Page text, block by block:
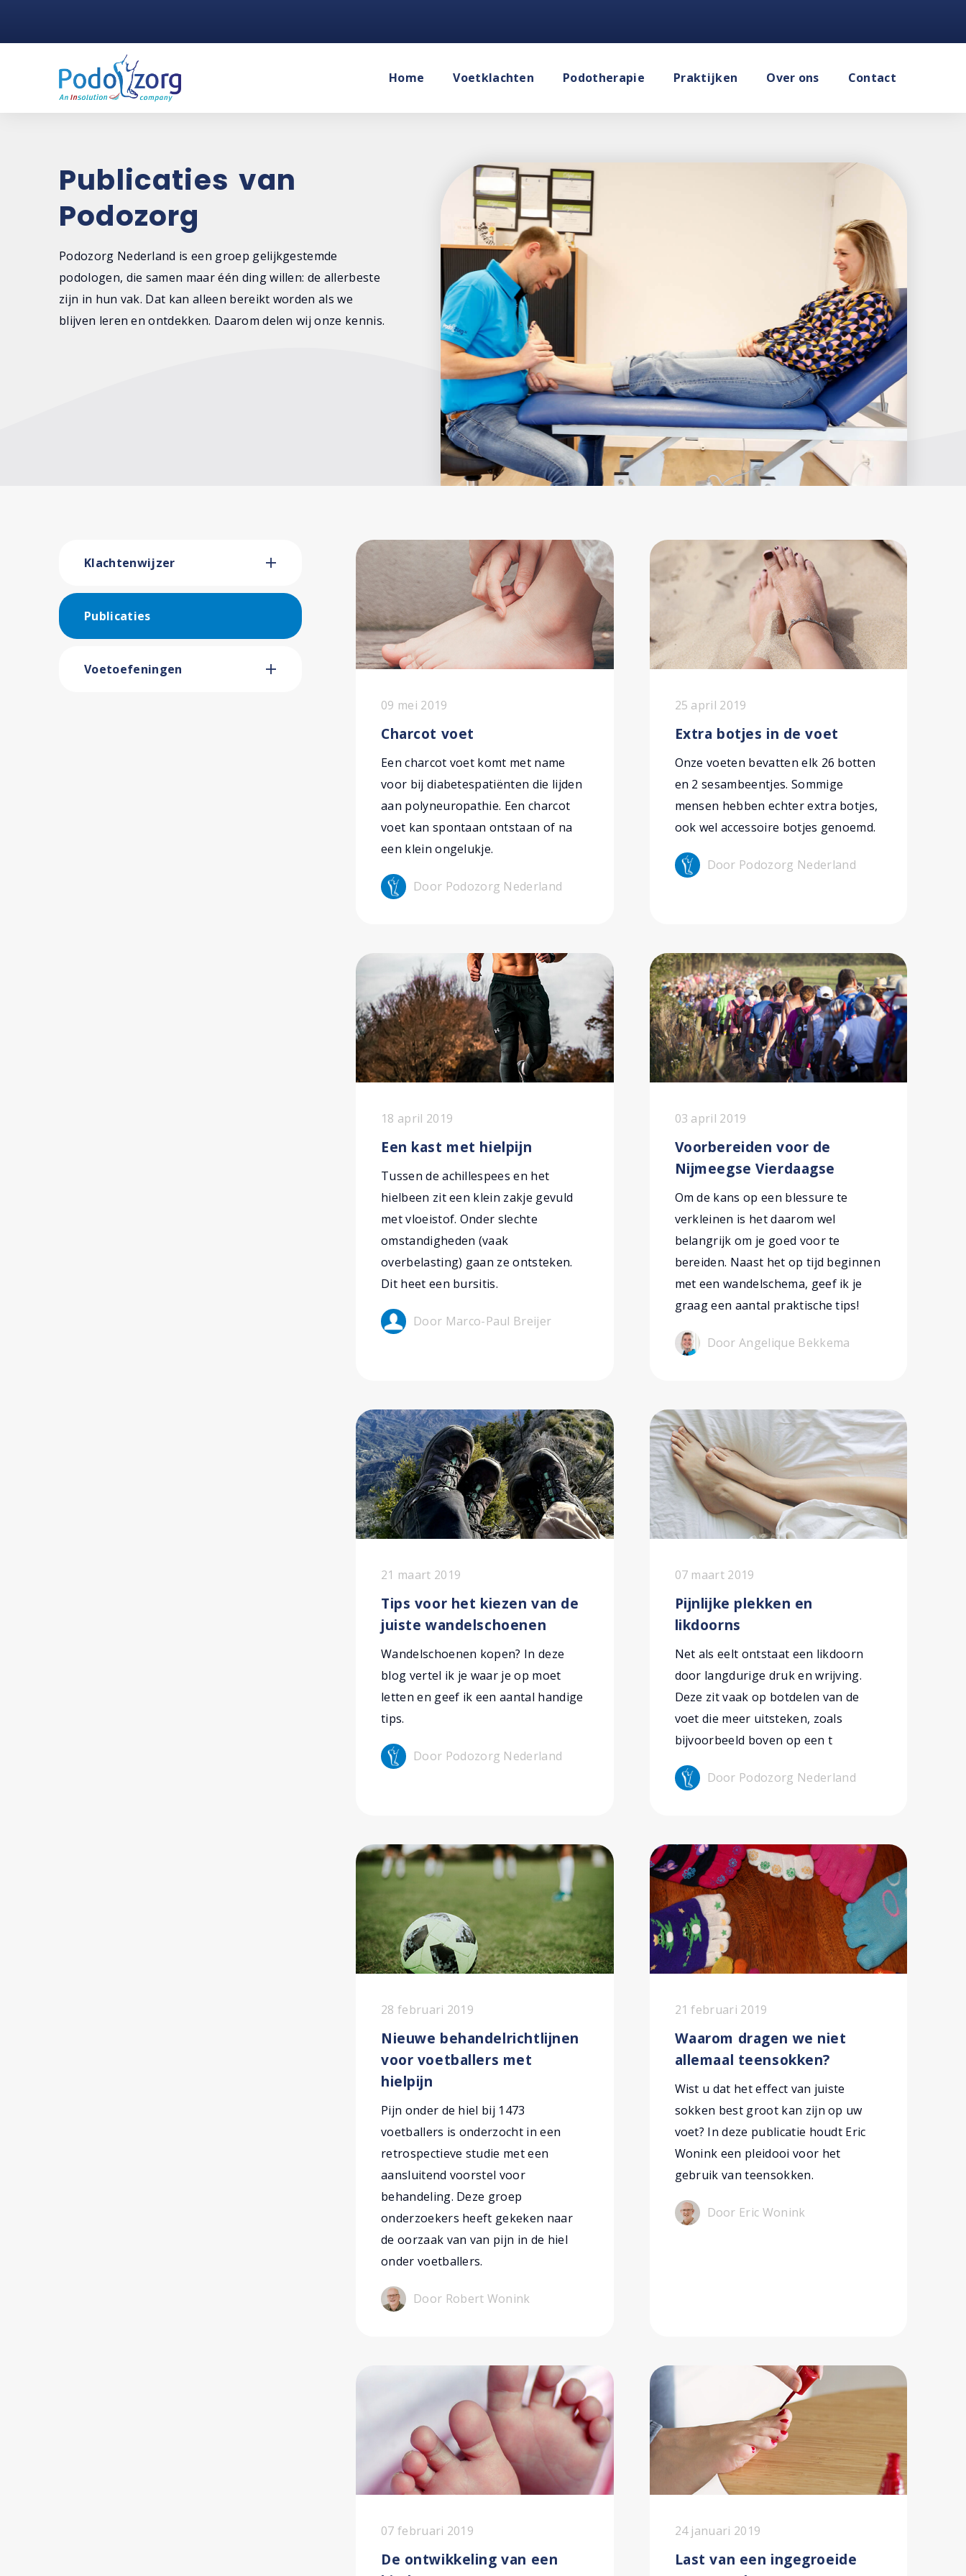
Home Voetklachten Podotherapie Praktijken Over ons Contact
Publicaties van
Podozorg
Podozorg Nederland is een groep gelijkgestemde
podologen, die samen maar één ding willen: de allerbeste
zijn in hun vak. Dat kan alleen bereikt worden als we
blijven leren en ontdekken. Daarom delen wij onze kennis.
Klachtenwijzer
Publicaties
Voetoefeningen
09 mei 2019
Charcot voet
Een charcot voet komt met name
voor bij diabetespatiënten die lijden
aan polyneuropathie. Een charcot
voet kan spontaan ontstaan of na
een klein ongelukje.
Door Podozorg Nederland
25 april 2019
Extra botjes in de voet
Onze voeten bevatten elk 26 botten
en 2 sesambeentjes. Sommige
mensen hebben echter extra botjes,
ook wel accessoire botjes genoemd.
Door Podozorg Nederland
18 april 2019
Een kast met hielpijn
Tussen de achillespees en het
hielbeen zit een klein zakje gevuld
met vloeistof. Onder slechte
omstandigheden (vaak
overbelasting) gaan ze ontsteken.
Dit heet een bursitis.
Door Marco-Paul Breijer
03 april 2019
Voorbereiden voor de
Nijmeegse Vierdaagse
Om de kans op een blessure te
verkleinen is het daarom wel
belangrijk om je goed voor te
bereiden. Naast het op tijd beginnen
met een wandelschema, geef ik je
graag een aantal praktische tips!
Door Angelique Bekkema
21 maart 2019
Tips voor het kiezen van de
juiste wandelschoenen
Wandelschoenen kopen? In deze
blog vertel ik je waar je op moet
letten en geef ik een aantal handige
tips.
Door Podozorg Nederland
07 maart 2019
Pijnlijke plekken en
likdoorns
Net als eelt ontstaat een likdoorn
door langdurige druk en wrijving.
Deze zit vaak op botdelen van de
voet die meer uitsteken, zoals
bijvoorbeeld boven op een t
Door Podozorg Nederland
28 februari 2019
Nieuwe behandelricht­lijnen
voor voetballers met
hielpijn
Pijn onder de hiel bij 1473
voetballers is onderzocht in een
retrospectieve studie met een
aansluitend voorstel voor
behandeling. Deze groep
onderzoekers heeft gekeken naar
de oorzaak van van pijn in de hiel
onder voetballers.
Door Robert Wonink
21 februari 2019
Waarom dragen we niet
allemaal teensokken?
Wist u dat het effect van juiste
sokken best groot kan zijn op uw
voet? In deze publicatie houdt Eric
Wonink een pleidooi voor het
gebruik van teensokken.
Door Eric Wonink
07 februari 2019
De ontwikkeling van een
24 januari 2019
Last van een ingegroeide